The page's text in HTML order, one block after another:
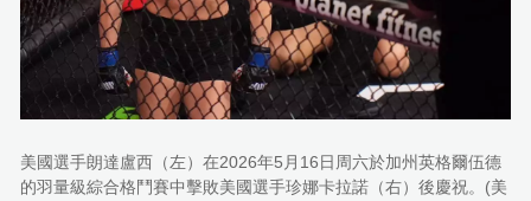
美國選手朗達盧西（左）在2026年5月16日周六於加州英格爾伍德
的羽量級綜合格鬥賽中擊敗美國選手珍娜卡拉諾（右）後慶祝。(美